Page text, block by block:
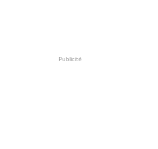
Publicité